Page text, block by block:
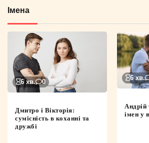
Імена
6 хв. 0
Дмитро і Вікторія:
сумісність в коханні та
дружбі
6 хв.
Андрій
імен у